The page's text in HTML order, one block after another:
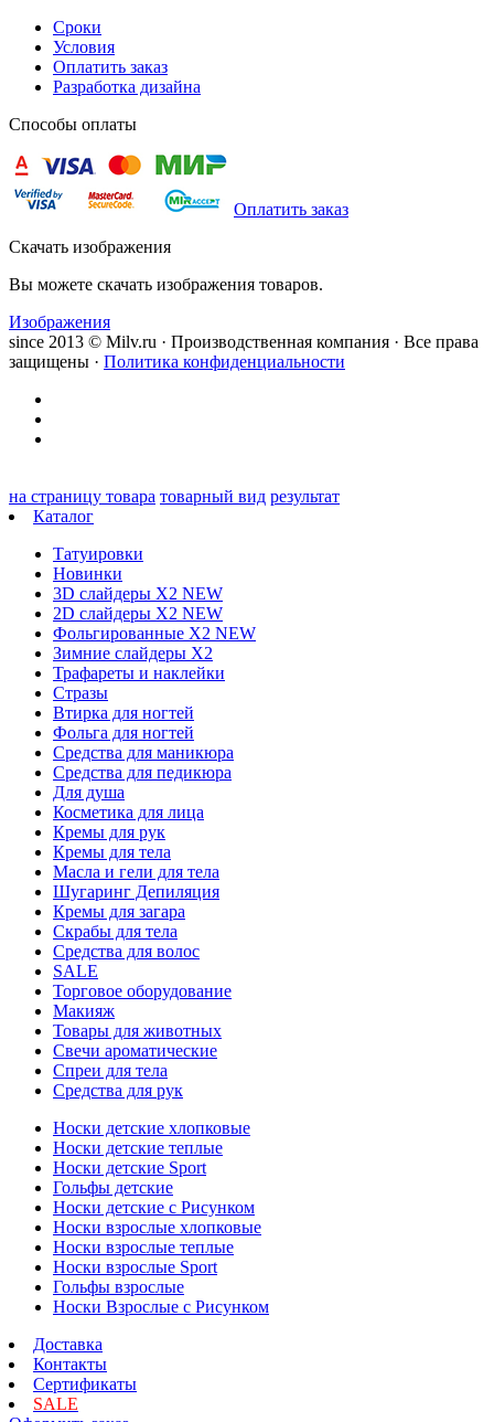
Сроки
Условия
Оплатить заказ
Разработка дизайна
Способы оплаты
Оплатить заказ
Скачать изображения
Вы можете скачать изображения товаров.
Изображения
since 2013 © Milv.ru · Производственная компания · Все права
защищены · Политика конфиденциальности
на страницу товара товарный вид результат
Каталог
Татуировки
Новинки
3D слайдеры X2 NEW
2D слайдеры X2 NEW
Фольгированные X2 NEW
Зимние слайдеры Х2
Трафареты и наклейки
Стразы
Втирка для ногтей
Фольга для ногтей
Средства для маникюра
Средства для педикюра
Для душа
Косметика для лица
Кремы для рук
Кремы для тела
Масла и гели для тела
Шугаринг Депиляция
Кремы для загара
Скрабы для тела
Средства для волос
SALE
Торговое оборудование
Макияж
Товары для животных
Свечи ароматические
Спреи для тела
Средства для рук
Носки детские хлопковые
Носки детские теплые
Носки детские Sport
Гольфы детские
Носки детские с Рисунком
Носки взрослые хлопковые
Носки взрослые теплые
Носки взрослые Sport
Гольфы взрослые
Носки Взрослые с Рисунком
Доставка
Контакты
Сертификаты
SALE